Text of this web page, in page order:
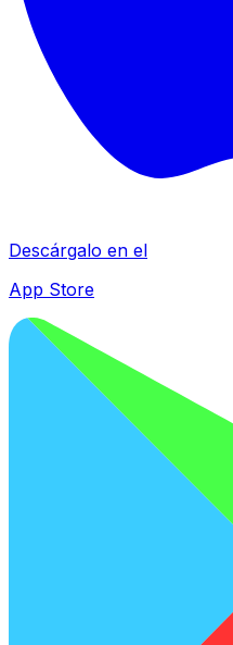
Descárgalo en el
App Store